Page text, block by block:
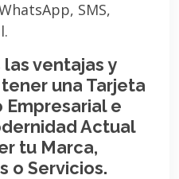
SMS,
ventajas y
una Tarjeta
Empresarial e
Actual
tu Marca,
o Servicios.